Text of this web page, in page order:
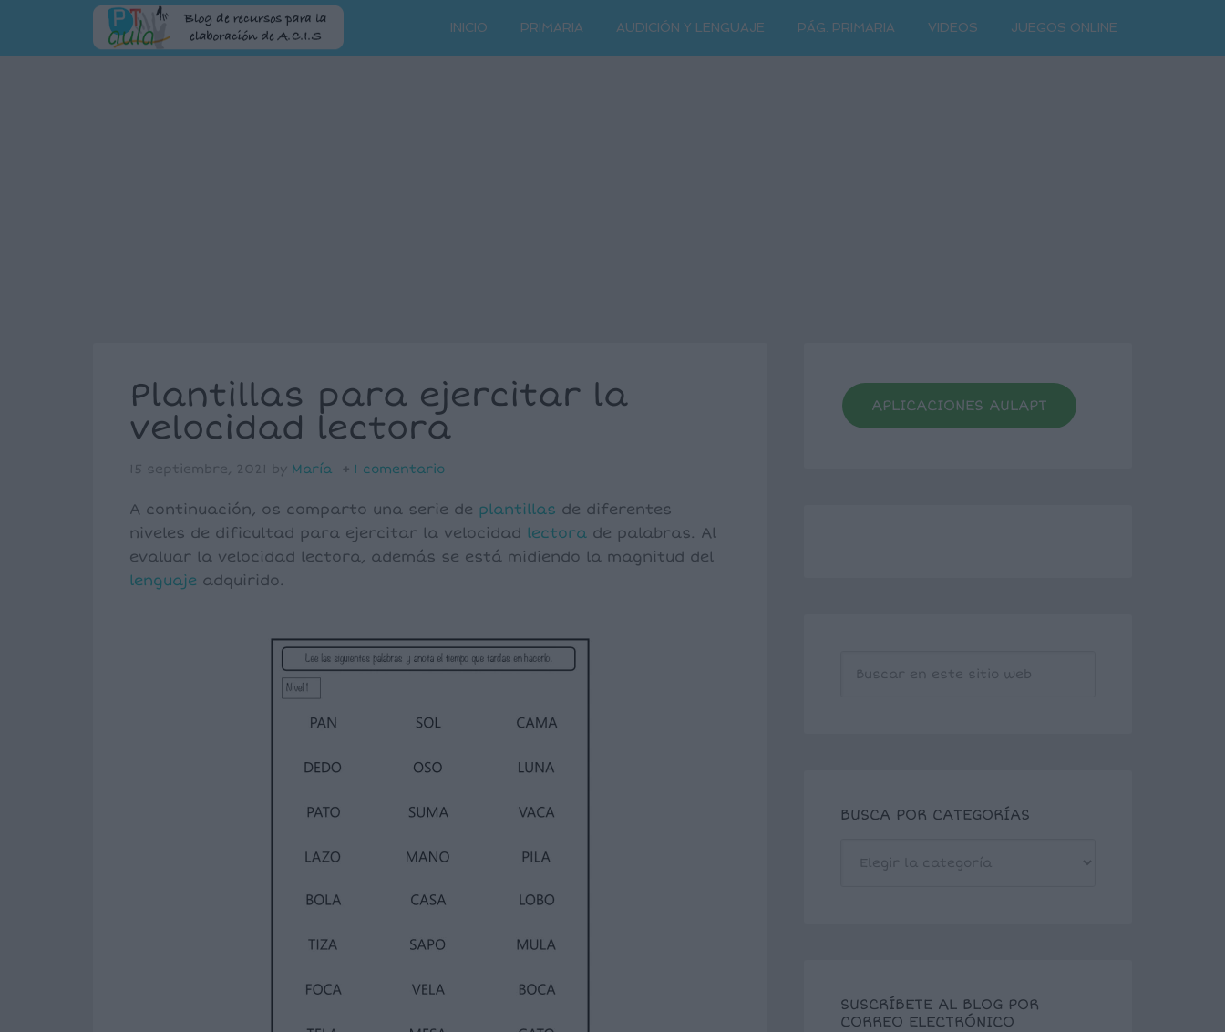
INICIO PRIMARIA AUDICIÓN Y LENGUAJE PÁG. PRIMARIA VIDEOS JUEGOS ONLINE
Plantillas para ejercitar la
velocidad lectora
15 septiembre, 2021 by María 1 comentario
A continuación, os comparto una serie de plantillas de diferentes
niveles de dificultad para ejercitar la velocidad lectora de palabras. Al
evaluar la velocidad lectora, además se está midiendo la magnitud del
lenguaje adquirido.
APLICACIONES AULAPT
BUSCA POR CATEGORÍAS
SUSCRÍBETE AL BLOG POR
CORREO ELECTRÓNICO